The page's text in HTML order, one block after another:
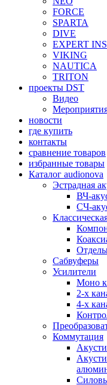
FORCE
SPARTA
DIVE
EXPERT
VIKING
NAUTICA
TRITON
проекты DST
Видео
новости
где купить
контакты
сравнение товаров
избранные товары
Каталог audionova
Эстрадная
ВЧ-
СЧ-
Сабвуферы
Усилители
Моно
2-х
4-х
Коммутация